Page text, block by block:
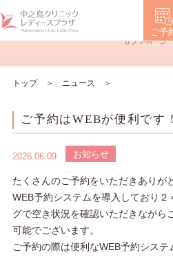
ご予
News
お知ら
トップ ニュース
ご予約はWEBが便利です！
2026.06.09 お知らせ
たくさんのご予約をいただきありが
WEB予約システムを導入しており
グで空き状況を確認いただきながら
可能でございます。
ご予約の際は便利なWEB予約システ